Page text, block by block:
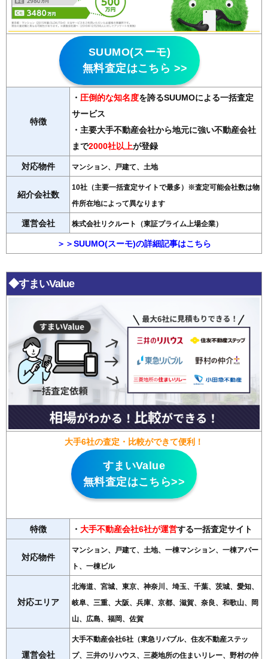
SUUMO(スーモ)
無料査定はこちら >>
特徴
・ 圧倒的な知名度を誇るSUUMOによる一括査定
サービス
・主要大手不動産会社から地元に強い不動産会社
まで2000社以上が登録
対応物件 マンション、戸建て、土地
紹介会社数
10社（主要一括査定サイトで最多）※査定可能会社数は物
件所在地によって異なります
運営会社 株式会社リクルート（東証プライム上場企業）
＞＞SUUMO(スーモ)の詳細記事はこちら
◆すまいValue
大手6社の査定・比較ができて便利！
すまいValue
無料査定はこちら>>
特徴 ・ 大手不動産会社6社が運営する一括査定サイト
対応物件
マンション、戸建て、土地、一棟マンション、一棟アパー
ト、一棟ビル
対応エリア
北海道、宮城、東京、神奈川、埼玉、千葉、茨城、愛知、
岐阜、三重、大阪、兵庫、京都、滋賀、奈良、和歌山、岡
山、広島、福岡、佐賀
運営会社
大手不動産会社6社（東急リバブル、住友不動産ステッ
プ、三井のリハウス、三菱地所の住まいリレー、野村の仲